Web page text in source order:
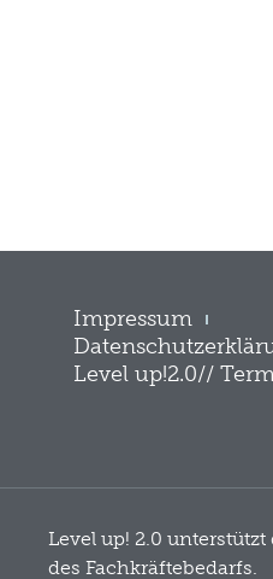
Impressum
Level up!2.0//
Level up! 2.0
des Fachkräftebedarfs.